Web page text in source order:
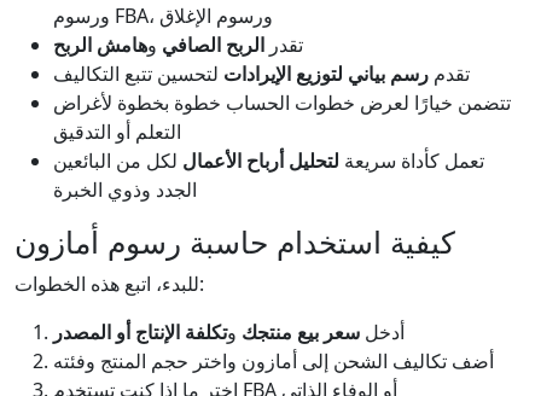
ورسوم FBA، ورسوم الإغلاق
تقدر الربح الصافي وهامش الربح
تقدم رسم بياني لتوزيع الإيرادات لتحسين تتبع التكاليف
تتضمن خيارًا لعرض خطوات الحساب خطوة بخطوة لأغراض
التعلم أو التدقيق
تعمل كأداة سريعة لتحليل أرباح الأعمال لكل من البائعين
الجدد وذوي الخبرة
كيفية استخدام حاسبة رسوم أمازون
للبدء، اتبع هذه الخطوات:
أدخل سعر بيع منتجك وتكلفة الإنتاج أو المصدر
أضف تكاليف الشحن إلى أمازون واختر حجم المنتج وفئته
اختر ما إذا كنت تستخدم FBA أو الوفاء الذاتي